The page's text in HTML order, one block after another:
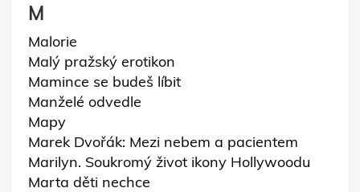
M
Malorie
Malý pražský erotikon
Mamince se budeš líbit
Manželé odvedle
Mapy
Marek Dvořák: Mezi nebem a pacientem
Marilyn. Soukromý život ikony Hollywoodu
Marta děti nechce